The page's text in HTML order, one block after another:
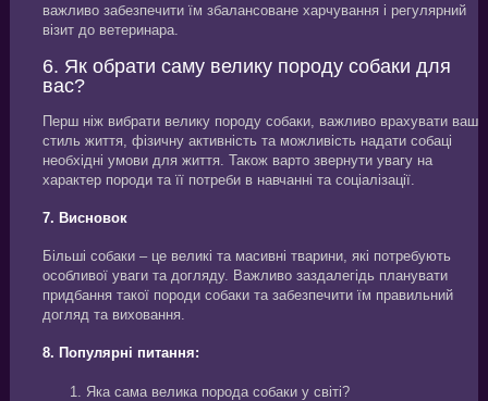
важливо забезпечити їм збалансоване харчування і регулярний
візит до ветеринара.
6. Як обрати саму велику породу собаки для
вас?
Перш ніж вибрати велику породу собаки, важливо врахувати ваш
стиль життя, фізичну активність та можливість надати собаці
необхідні умови для життя. Також варто звернути увагу на
характер породи та її потреби в навчанні та соціалізації.
7. Висновок
Більші собаки – це великі та масивні тварини, які потребують
особливої уваги та догляду. Важливо заздалегідь планувати
придбання такої породи собаки та забезпечити їм правильний
догляд та виховання.
8. Популярні питання:
Яка сама велика порода собаки у світі?